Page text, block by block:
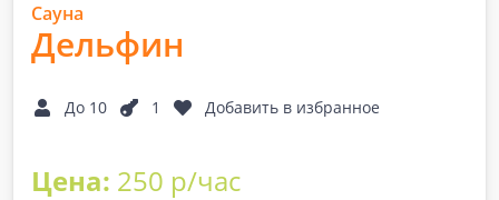
Сауна
Дельфин
До 10 1 Добавить в избранное
Цена: 250 р/час